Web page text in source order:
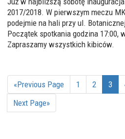
2017/2018. W pierwszym meczu
podejmie na hali przy ul. Botanicznej
Początek spotkania godzina 17:00,
Zapraszamy wszystkich kibiców.
«Previous Page 1 2 3
Next Page»